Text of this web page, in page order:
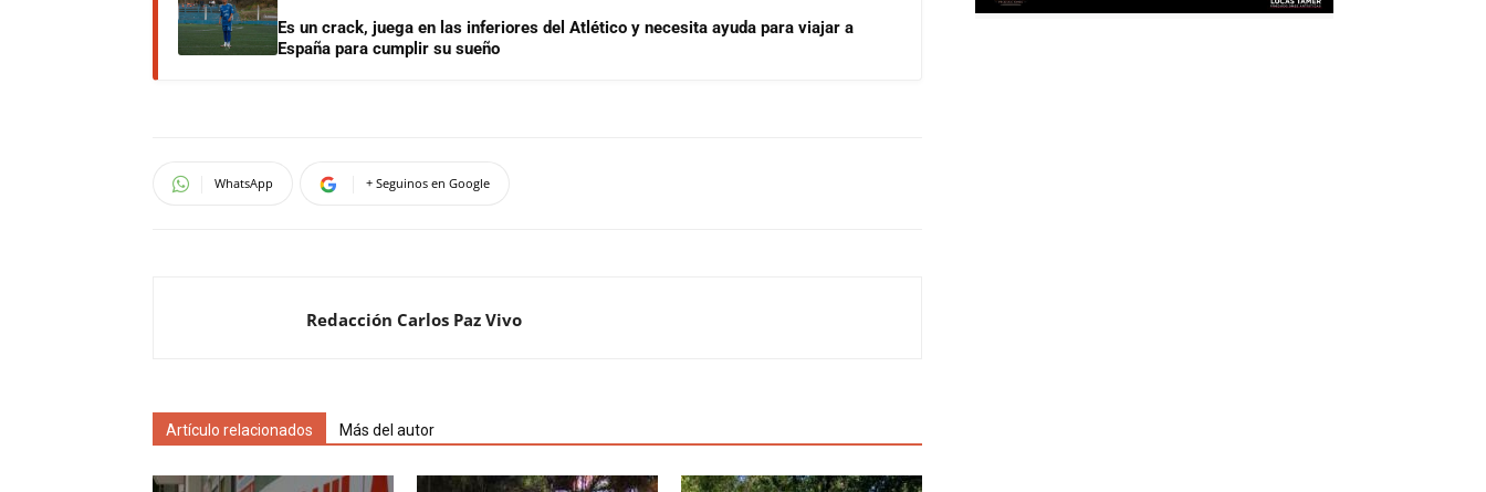
Es un crack, juega en las inferiores del Atlético y necesita ayuda para viajar a
España para cumplir su sueño
WhatsApp + Seguinos en Google
Redacción Carlos Paz Vivo
Artículo relacionados Más del autor